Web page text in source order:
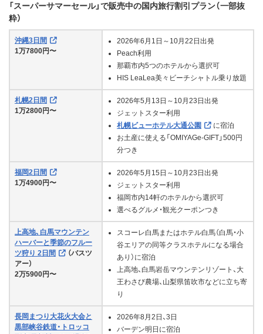
「スーパーサマーセール」で販売中の国内旅行割引プラン（一部抜
粋）
沖縄3日間
1万7800円〜
2026年6月1日～10月22日出発
Peach利用
那覇市内5つのホテルから選択可
HIS LeaLea美々ビーチシャトル乗り放題
札幌2日間
1万2800円〜
2026年5月13日～10月23日出発
ジェットスター利用
札幌ビューホテル大通公園
に宿泊
お土産に使える「OMIYAGe-GIFT」500円
分つき
福岡2日間
1万4900円〜
2026年5月15日～10月23日出発
ジェットスター利用
福岡市内14軒のホテルから選択可
選べるグルメ・観光クーポンつき
上高地、白馬マウンテン
ハーバーと季節のフルー
ツ狩り 2日間
（バスツ
アー）
2万5900円〜
スコーレ白馬またはホテル白馬（白馬・小
谷エリアの同等クラスホテルになる場合
あり）に宿泊
上高地、白馬岩岳マウンテンリゾート、大
王わさび農場、山梨県笛吹市などに立ち寄
り
長岡まつり大花火大会と
黒部峡谷鉄道・トロッコ
2026年8月2日、3日
バーデン明日に宿泊